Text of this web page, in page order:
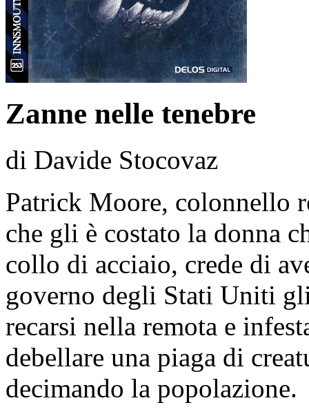
Zanne nelle tenebre
di Davide Stocovaz
Patrick Moore, colonnello
che gli è costato la donna
collo di acciaio, crede di
governo degli Stati Uniti
recarsi nella remota e
debellare una piaga di
decimando la popolazione.